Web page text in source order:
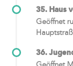
35. Haus
Geöffnet
36.